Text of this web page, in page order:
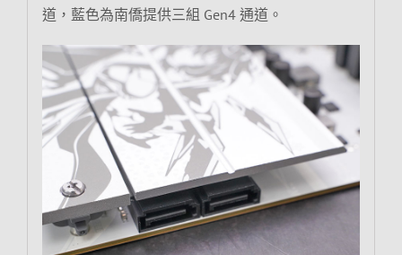
道，藍色為南僑提供三組 Gen4 通道。